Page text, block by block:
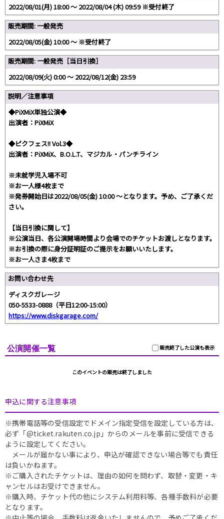
2022/08/01(月) 18:00 〜 2022/08/04 (木) 09:59 ※受付終了
販売期間: 一般発売
2022/08/05(金) 10:00 〜 ※受付終了
販売期間: 一般発売［当日引換］
2022/08/09(火) 0:00 〜 2022/08/12(金) 23:59
説明／注意事項
◆PiXMiX単独公演◆
出演者：PiXMiX
◆ピクフェス!! Vol.3◆
出演者：PiXMiX、B.O.L.T、マジカル・パンチライン
※未就学児入場不可
※お一人様4枚まで
※発券開始日は2022/08/05(金) 10:00 〜となります。予め、ご了承くだ
さい。
【当日引換に関して】
※公演当日、各公演開場時間より会場でのチケットお渡しとなります。
※お引換の際に身分証明証のご提示をお願いいたします。
※お一人さま4枚まで
お問い合わせ先
ディスクガレージ
050-5533-0888（平日12:00-15:00）
https://www.diskgarage.com/
販売終了した公演も表示
公演開催一覧
このイベントの販売は終了しました
申込に関する注意事項
※携帯電話等の受信設定でドメイン指定受信を設定している方は、
必ず「@ticket.rakuten.co.jp」からのメールを事前に受信できる
ように設定してください。
メールが届かない事により、申込が確認できない場合等でも責任
は負いかねます。
※ご購入されたチケットは、理由の如何を問わず、取替・変更・キ
ャンセルはお受けできません。
※購入時、チケット代の他にシステム利用料等、各種手数料が必要
となります。